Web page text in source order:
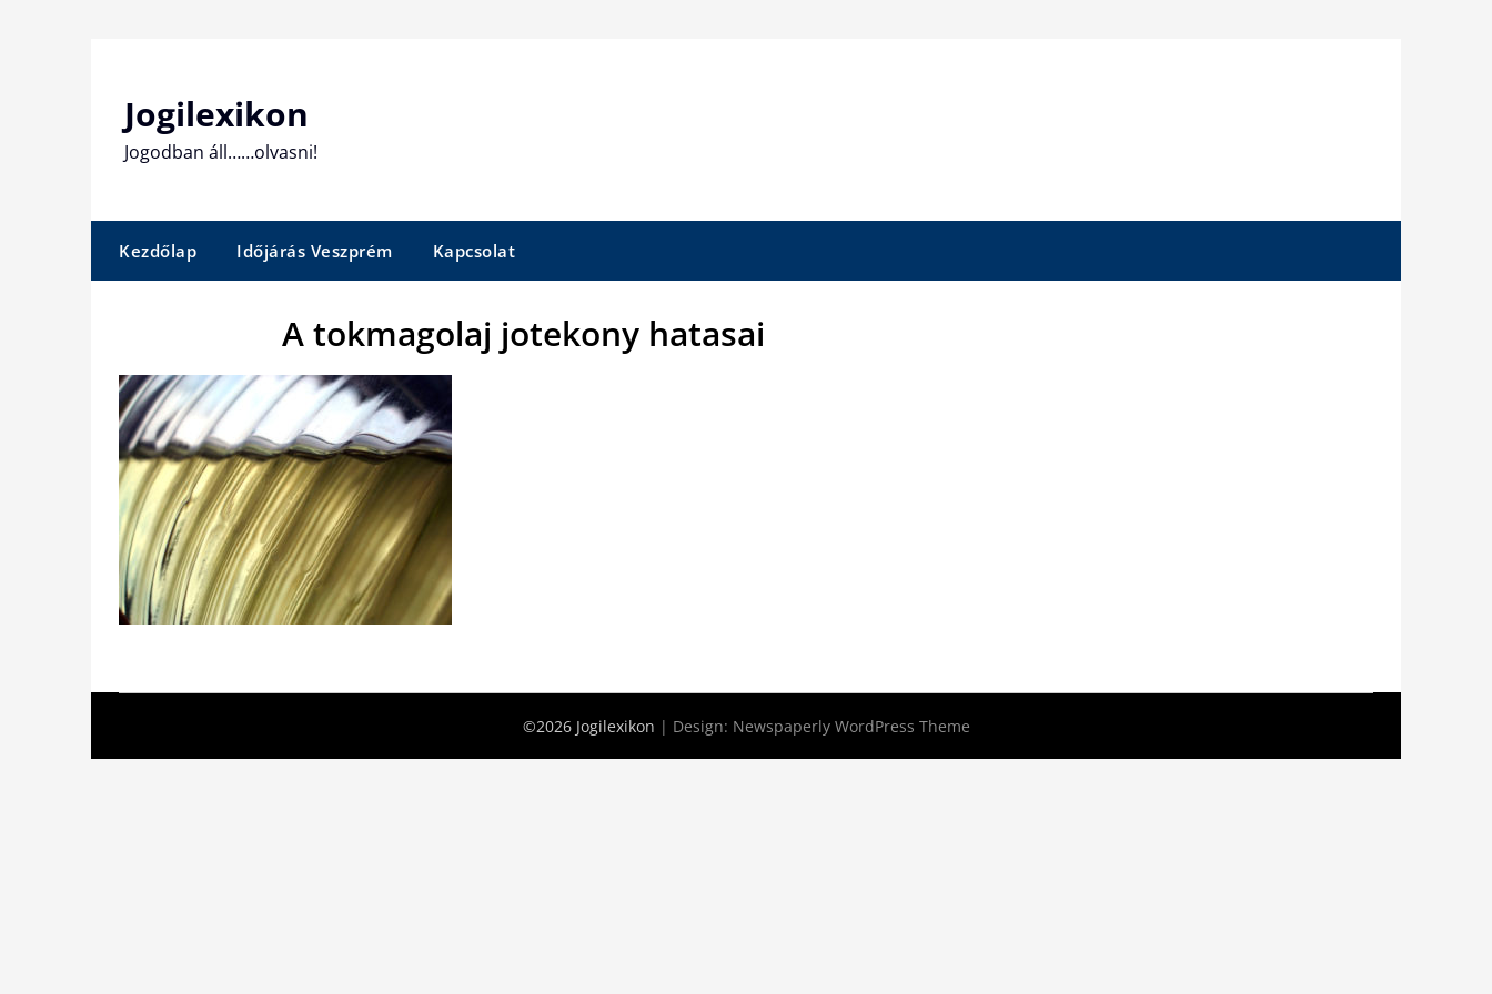
Jogilexikon
Jogodban áll……olvasni!
Kezdőlap Időjárás Veszprém Kapcsolat
A tokmagolaj jotekony hatasai
©2026 Jogilexikon | Design: Newspaperly WordPress Theme